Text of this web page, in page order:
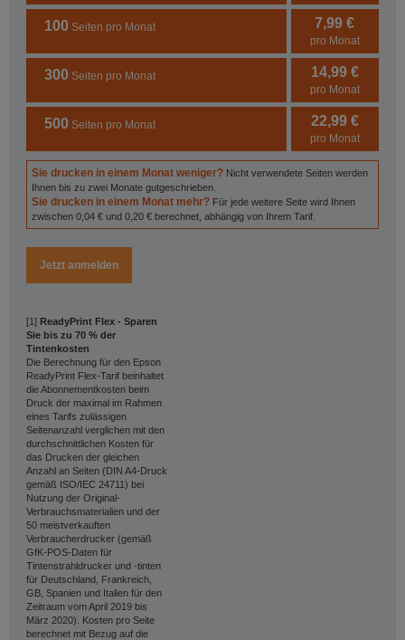
100 Seiten pro Monat 7,99 €
pro Monat
300 Seiten pro Monat 14,99 €
pro Monat
500 Seiten pro Monat 22,99 €
pro Monat
Sie drucken in einem Monat weniger? Nicht verwendete Seiten werden
Ihnen bis zu zwei Monate gutgeschrieben.
Sie drucken in einem Monat mehr? Für jede weitere Seite wird Ihnen
zwischen 0,04 € und 0,20 € berechnet, abhängig von Ihrem Tarif.
Jetzt anmelden
[1] ReadyPrint Flex - Sparen
Sie bis zu 70 % der
Tintenkosten
Die Berechnung für den Epson
ReadyPrint Flex-Tarif beinhaltet
die Abonnementkosten beim
Druck der maximal im Rahmen
eines Tarifs zulässigen
Seitenanzahl verglichen mit den
durchschnittlichen Kosten für
das Drucken der gleichen
Anzahl an Seiten (DIN A4-Druck
gemäß ISO/IEC 24711) bei
Nutzung der Original-
Verbrauchsmaterialien und der
50 meistverkauften
Verbraucherdrucker (gemäß
GfK-POS-Daten für
Tintenstrahldrucker und -tinten
für Deutschland, Frankreich,
GB, Spanien und Italien für den
Zeitraum vom April 2019 bis
März 2020). Kosten pro Seite
berechnet mit Bezug auf die